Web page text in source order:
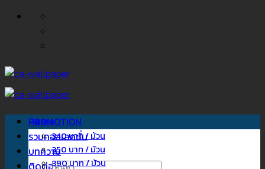
ข้าม
Home
รวมคอลเลคชั่น
บทความ
ติดต่อเรา
ค้นหา:
PROMOTION
340 บาท / ม้วน
350 บาท / ม้วน
390 บาท / ม้วน